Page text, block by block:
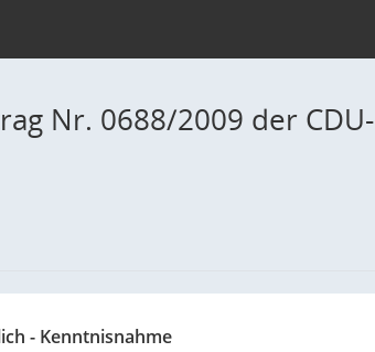
Nr. 0688/2009 der CDU-
- Kenntnisnahme